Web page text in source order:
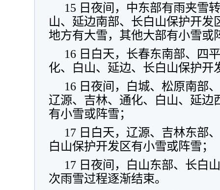
15 日夜间，中东部有雨夹雪
山、延边南部、长白山保护开发
地方有大雪，其他大部有小雪或
16 日白天，长春东南部、四
化、白山、延边、长白山保护开
16 日夜间，白城、松原南部
辽源、吉林、通化、白山、延边
有小雪或阵雪；
17 日白天，辽源、吉林东部
白山保护开发区有小雪或阵雪；
17 日夜间，白山东部、长白
次雨雪过程逐渐结束。